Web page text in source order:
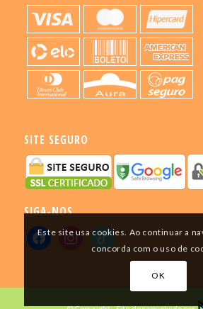
SITE SEGURO
SIGA-NOS
Este site usa cookies. Ao continuar a
concorda com o uso de
OK